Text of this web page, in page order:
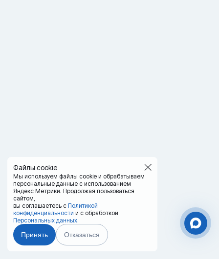
Файлы cookie
Мы используем файлы cookie и обрабатываем
персональные данные с использованием
Яндекс Метрики. Продолжая пользоваться
сайтом,
вы соглашаетесь с Политикой
конфиденциальности и с обработкой
Персональных данных.
Принять Отказаться